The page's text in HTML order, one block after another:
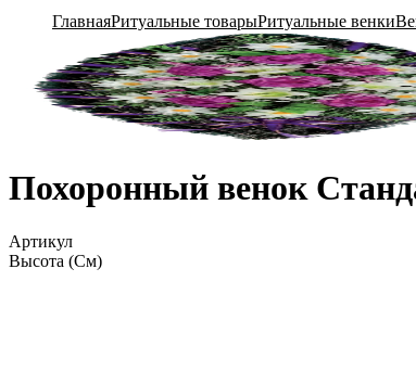
ГлавнаяРитуальные товарыРитуальные венки
Похоронный венок
Артикул
Высота (См)